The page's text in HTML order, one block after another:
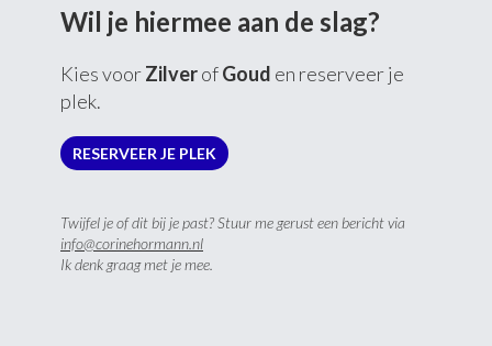
Wil je hiermee aan de slag?
Kies voorZilverofGoud en reserveer je
plek.
RESERVEER JE PLEK
Twijfel je of dit bij je past? Stuur me gerust een bericht via
info@corinehormann.nl
Ik denk graag met je mee.